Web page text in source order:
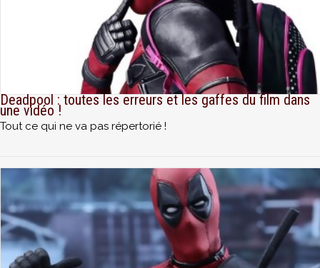
Deadpool : toutes les erreurs et les gaffes du film dans
une vidéo !
Tout ce qui ne va pas répertorié !